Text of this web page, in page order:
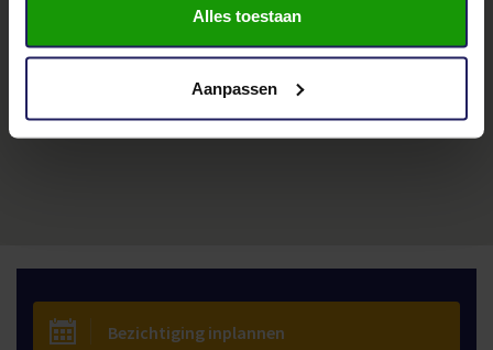
Alles toestaan
Aanpassen
Bezichtiging inplannen